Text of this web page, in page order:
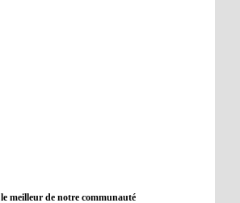
08:21 - 2022/11/08
meilleur de notre communauté